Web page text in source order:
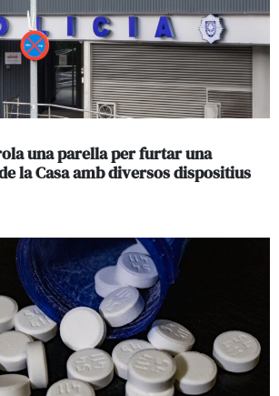
una parella per furtar una
la Casa amb diversos dispositius